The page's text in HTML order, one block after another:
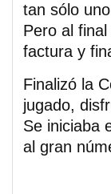
tan sólo
Pero al
factura y
Finalizó la
jugado,
Se iniciaba
al gran